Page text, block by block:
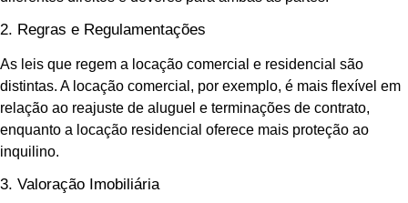
2. Regras e Regulamentações
As leis que regem a locação comercial e residencial são
distintas. A locação comercial, por exemplo, é mais flexível em
relação ao reajuste de aluguel e terminações de contrato,
enquanto a locação residencial oferece mais proteção ao
inquilino.
3. Valoração Imobiliária